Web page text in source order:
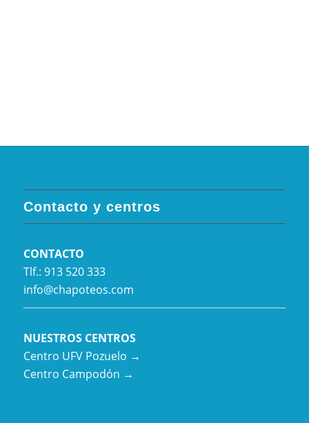
Contacto y centros
CONTACTO
Tlf.: 913 520 333
info@chapoteos.com
NUESTROS CENTROS
Centro UFV Pozuelo →
Centro Campodón →